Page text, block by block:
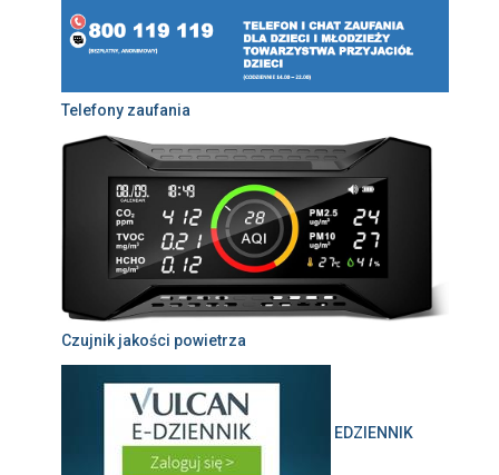
Telefony zaufania
Czujnik jakości powietrza
EDZIENNIK